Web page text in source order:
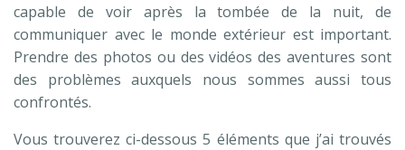
capable de voir après la tombée de la nuit, de
communiquer avec le monde extérieur est important.
Prendre des photos ou des vidéos des aventures sont
des problèmes auxquels nous sommes aussi tous
confrontés.
Vous trouverez ci-dessous 5 éléments que j’ai trouvés